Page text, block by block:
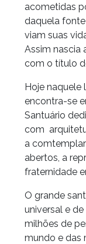
acometidas
daquela
viam suas
Assim nascia
com o título
Hoje naquele
encontra-se
Santuário
com
a
abertos, a
fraternidade
O grande
universal e
milhões de
mundo e das